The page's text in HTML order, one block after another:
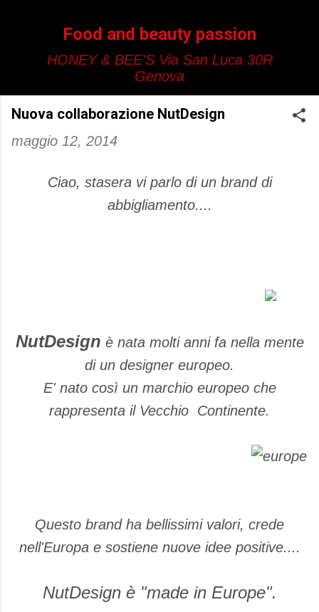
Food and beauty passion
HONEY & BEE'S Via San Luca 30R
Genova
Nuova collaborazione NutDesign
maggio 12, 2014
Ciao, stasera vi parlo di un brand di
abbigliamento....
NutDesign è nata molti anni fa nella mente
di un designer europeo.
E' nato così un marchio europeo che
rappresenta il Vecchio Continente.
Questo brand ha bellissimi valori, crede
nell'Europa e sostiene nuove idee positive....
NutDesign è "made in Europe".